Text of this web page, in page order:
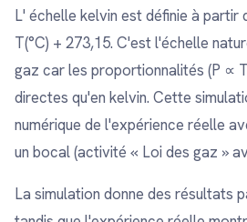
L' échelle kelvin est définie à partir
T(°C) + 273,15. C'est l'échelle
gaz car les proportionnalités (P ∝
directes qu'en kelvin. Cette
numérique de l'expérience réelle
un bocal (activité « Loi des gaz »
La simulation donne des résultats